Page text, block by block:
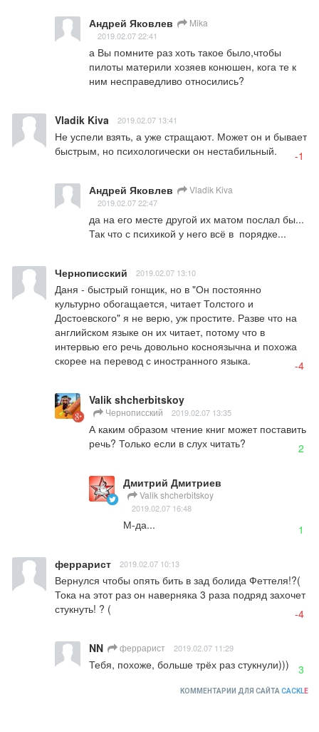
Андрей Яковлев Mika
2019.02.07 22:41
а Вы помните раз хоть такое было,чтобы
пилоты материли хозяев конюшен, кога те к
ним несправедливо относились?
Vladik Kiva 2019.02.07 13:41
Не успели взять, а уже стращают. Может он и бывает
быстрым, но психологически он нестабильный.
-1
Андрей Яковлев Vladik Kiva
2019.02.07 22:47
да на его месте другой их матом послал бы...
Так что с психикой у него всё в  порядке...
Чернописский 2019.02.07 13:10
Даня - быстрый гонщик, но в "Он постоянно
культурно обогащается, читает Толстого и
Достоевского" я не верю, уж простите. Разве что на
английском языке он их читает, потому что в
интервью его речь довольно косноязычна и похожа
скорее на перевод с иностранного языка.
-4
Valik shcherbitskoy
Чернописский 2019.02.07 13:35
А каким образом чтение книг может поставить
речь? Только если в слух читать?
2
Дмитрий Дмитриев
Valik shcherbitskoy
2019.02.07 16:48
М-да... 1
феррарист 2019.02.07 10:13
Вернулся чтобы опять бить в зад болида Феттеля!?(
Тока на этот раз он наверняка 3 раза подряд захочет
стукнуть! ? (
-4
NN феррарист 2019.02.07 11:29
Тебя, похоже, больше трёх раз стукнули))) 3
КОММЕНТАРИИ ДЛЯ САЙТА CACKLE